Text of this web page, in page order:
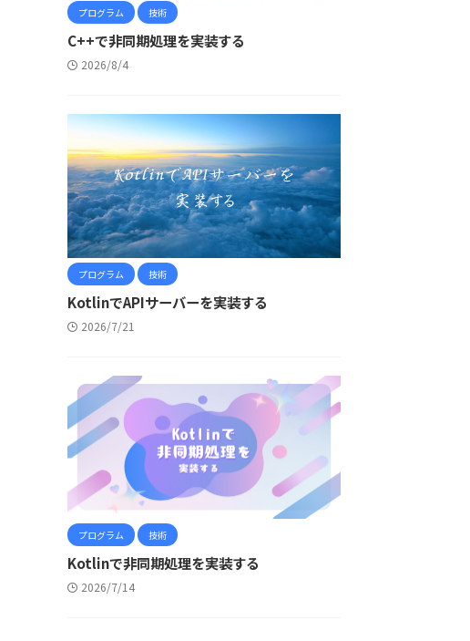
プログラム 技術
C++で非同期処理を実装する
2026/8/4
プログラム 技術
KotlinでAPIサーバーを実装する
2026/7/21
プログラム 技術
Kotlinで非同期処理を実装する
2026/7/14